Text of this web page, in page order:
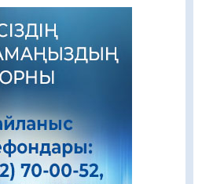
туған жерді түлеткен
бар
мамандық
ой-сананың